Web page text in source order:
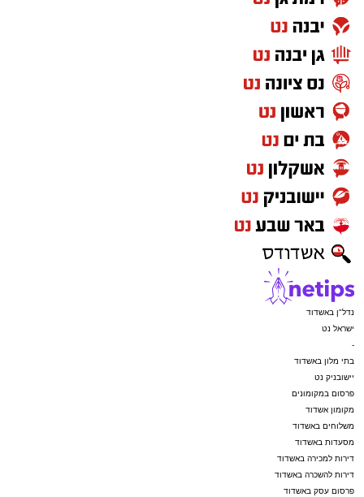
נדל"ן באשדוד
ישראל נט
-
בתי מלון באשדוד
יישובניק נט
פרסום במקומונים
מקומון אשדוד
משלוחים באשדוד
מסעדות באשדוד
דירות למכירה באשדוד
דירות להשכרה באשדוד
פרסום עסק באשדוד